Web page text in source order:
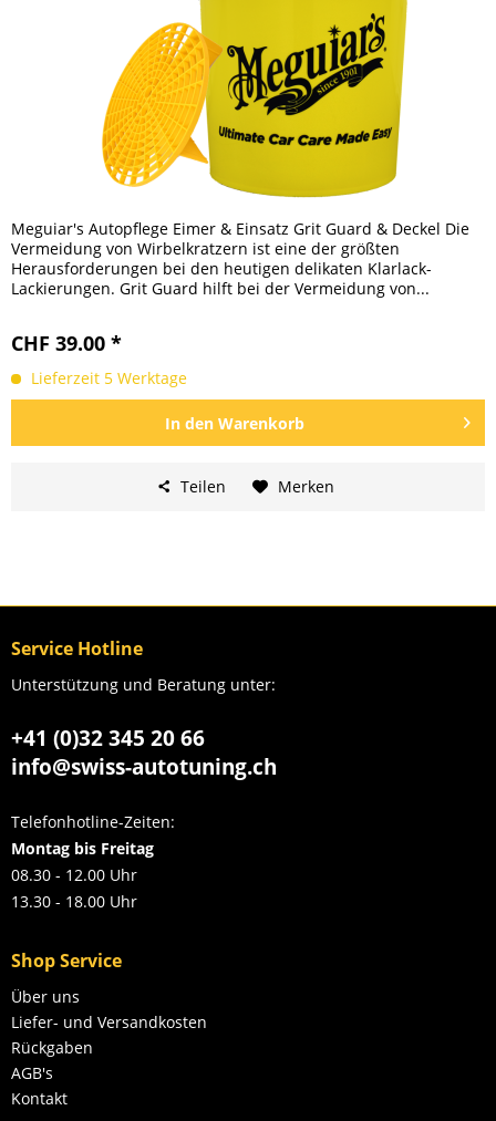
Meguiar's Autopflege Eimer & Einsatz Grit Guard & Deckel Die
Vermeidung von Wirbelkratzern ist eine der größten
Herausforderungen bei den heutigen delikaten Klarlack-
Lackierungen. Grit Guard hilft bei der Vermeidung von...
CHF 39.00 *
Lieferzeit 5 Werktage
In den Warenkorb
Teilen Merken
Service Hotline
Unterstützung und Beratung unter:
+41 (0)32 345 20 66
info@swiss-autotuning.ch
Telefonhotline-Zeiten:
Montag bis Freitag
08.30 - 12.00 Uhr
13.30 - 18.00 Uhr
Shop Service
Über uns
Liefer- und Versandkosten
Rückgaben
AGB's
Kontakt